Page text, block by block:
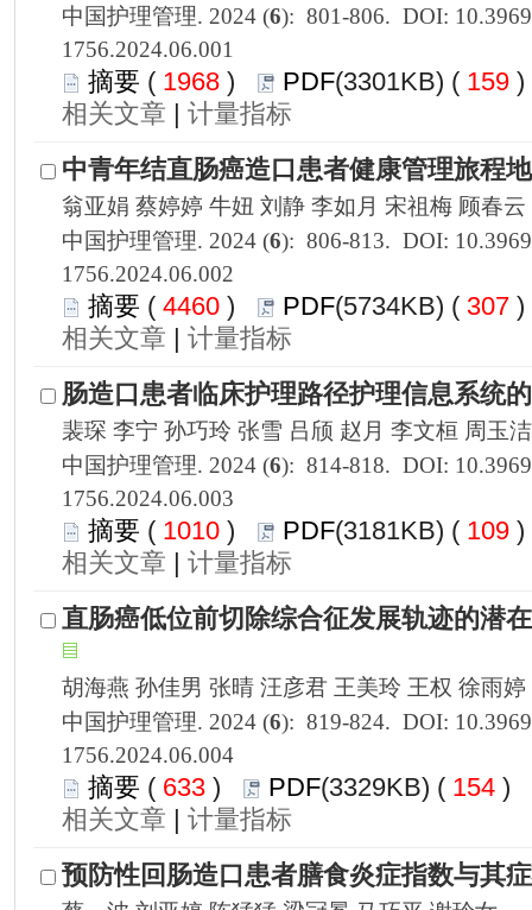
1756.2024.06.001
1968 ) 159
|
1756.2024.06.002
4460 ) 307
|
1756.2024.06.003
1010 ) 109
|
1756.2024.06.004
633 ) 154 )
|